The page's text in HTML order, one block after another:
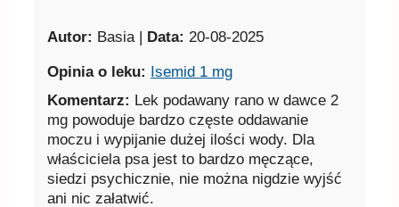
Autor: Basia | Data: 20-08-2025
Opinia o leku:
Isemid 1 mg
Komentarz: Lek podawany rano w dawce 2
mg powoduje bardzo częste oddawanie
moczu i wypijanie dużej ilości wody. Dla
właściciela psa jest to bardzo męczące,
siedzi psychicznie, nie można nigdzie wyjść
ani nic załatwić.